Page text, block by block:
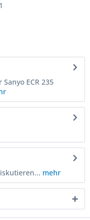
ECR 235
mehr